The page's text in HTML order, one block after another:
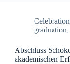
Celebration
graduation,
Abschluss
akademischen